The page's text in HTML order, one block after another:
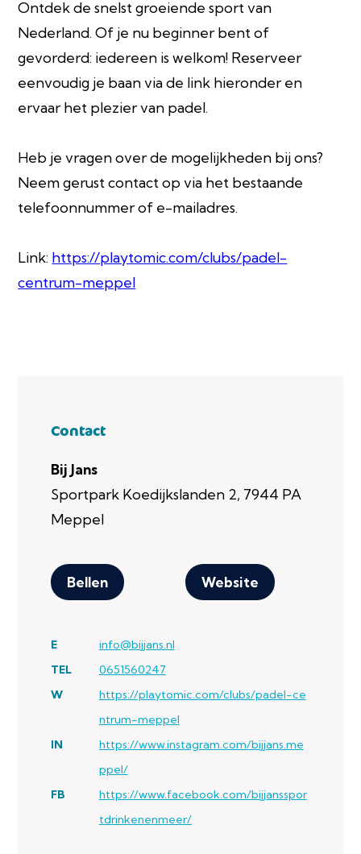
Ontdek de snelst groeiende sport van
Nederland. Of je nu beginner bent of
gevorderd: iedereen is welkom! Reserveer
eenvoudig je baan via de link hieronder en
ervaar het plezier van padel.
Heb je vragen over de mogelijkheden bij ons?
Neem gerust contact op via het bestaande
telefoonnummer of e-mailadres.
Link: https://playtomic.com/clubs/padel-
centrum-meppel
Contact
Bij Jans
Sportpark Koedijkslanden 2, 7944 PA
Meppel
Bellen Website
E
info@bijjans.nl
TEL
0651560247
W
https://playtomic.com/clubs/padel-ce
ntrum-meppel
IN
https://www.instagram.com/bijjans.me
ppel/
FB
https://www.facebook.com/bijjansspor
tdrinkenenmeer/